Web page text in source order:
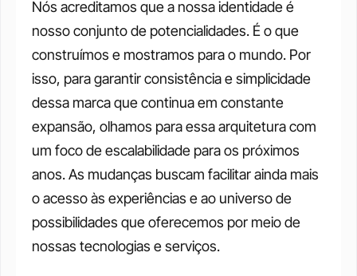
Nós acreditamos que a nossa identidade é
nosso conjunto de potencialidades. É o que
construímos e mostramos para o mundo. Por
isso, para garantir consistência e simplicidade
dessa marca que continua em constante
expansão, olhamos para essa arquitetura com
um foco de escalabilidade para os próximos
anos. As mudanças buscam facilitar ainda mais
o acesso às experiências e ao universo de
possibilidades que oferecemos por meio de
nossas tecnologias e serviços.